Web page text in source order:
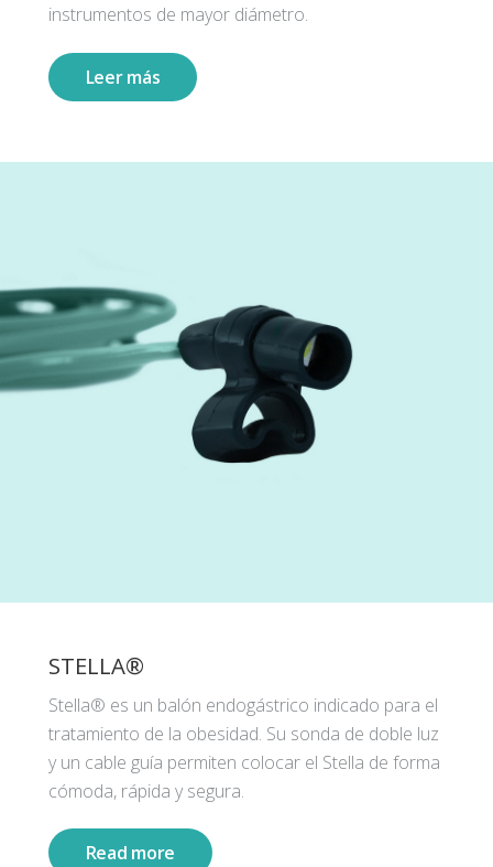
instrumentos de mayor diámetro.
Leer más
STELLA®
Stella® es un balón endogástrico indicado para el
tratamiento de la obesidad. Su sonda de doble luz
y un cable guía permiten colocar el Stella de forma
cómoda, rápida y segura.
Read more